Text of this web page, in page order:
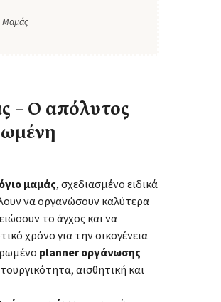
Μαμάς
– Ο απόλυτος
μαμάς, σχεδιασμένο ειδικά
να οργανώσουν καλύτερα
το άγχος και να
χρόνο για την οικογένεια
planner οργάνωσης
αισθητική και